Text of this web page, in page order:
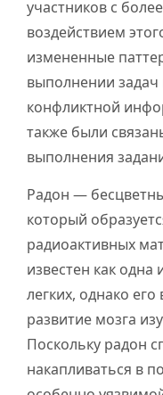
участников с
воздействием
измененные
выполнении
конфликтной
также были
выполнения
Радон —
который
радиоактивных
известен как
легких, однако
развитие мозга
Поскольку радон
накапливаться в